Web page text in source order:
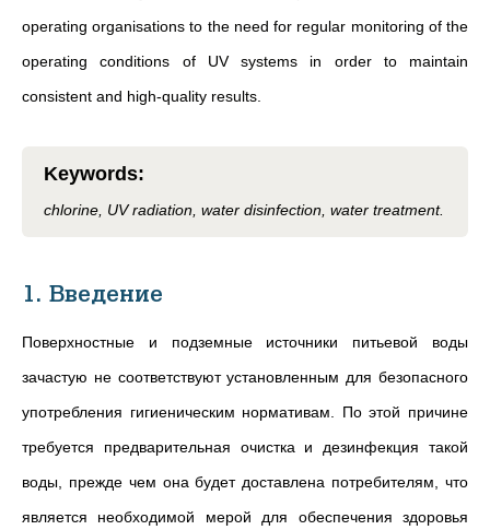
operating organisations to the need for regular monitoring of the
operating conditions of UV systems in order to maintain
consistent and high-quality results.
Keywords:
chlorine, UV radiation, water disinfection, water treatment.
1. Введение
Поверхностные и подземные источники питьевой воды
зачастую не соответствуют установленным для безопасного
употребления гигиеническим нормативам. По этой причине
требуется предварительная очистка и дезинфекция такой
воды, прежде чем она будет доставлена потребителям, что
является необходимой мерой для обеспечения здоровья